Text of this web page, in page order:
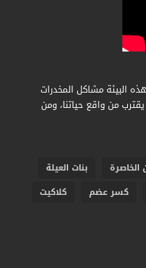
البيئة مشاكل المخدرات
من واقع حياتنا، ومن
الخاصرة
بنات العيلة
كسر عضم
كلاكيت